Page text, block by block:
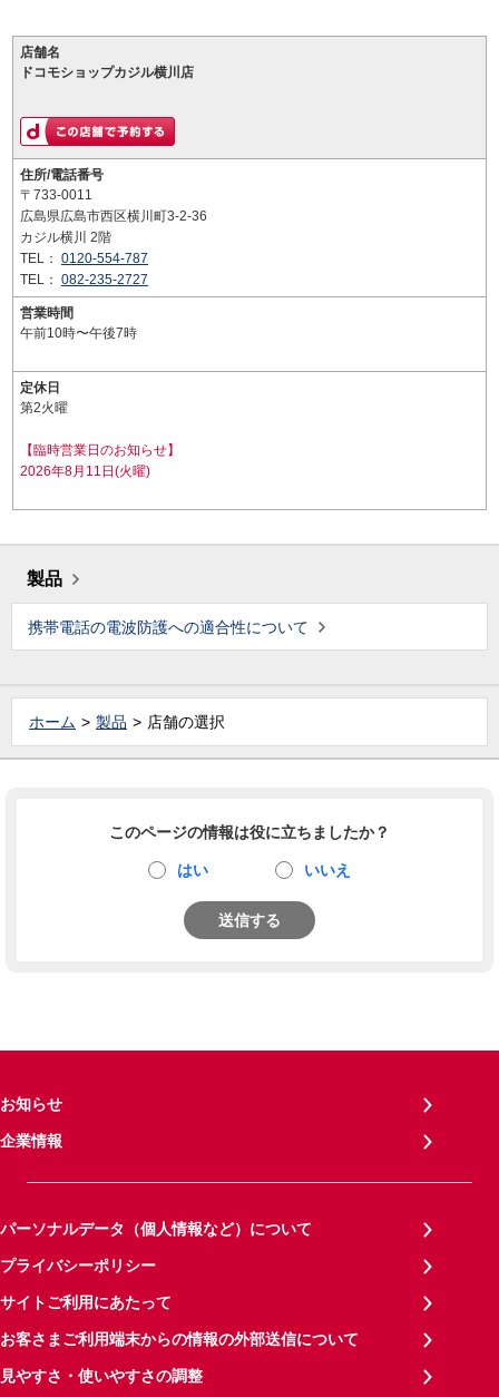
店舗名
ドコモショップカジル横川店
住所/電話番号
〒733-0011
広島県広島市西区横川町3-2-36
カジル横川 2階
TEL： 0120-554-787
TEL： 082-235-2727
営業時間
午前10時〜午後7時
定休日
第2火曜
【臨時営業日のお知らせ】
2026年8月11日(火曜)
製品
携帯電話の電波防護への適合性について
ホーム 製品 店舗の選択
このページの情報は役に立ちましたか？
はい いいえ
送信する
お知らせ
企業情報
パーソナルデータ（個人情報など）について
プライバシーポリシー
サイトご利用にあたって
お客さまご利用端末からの情報の外部送信について
見やすさ・使いやすさの調整